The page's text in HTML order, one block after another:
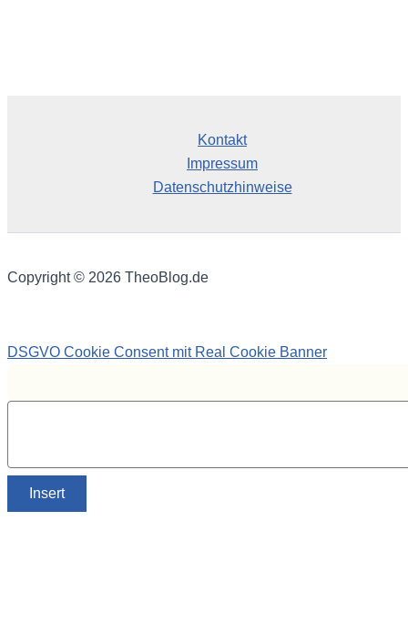
Kontakt
Impressum
Datenschutzhinweise
Copyright © 2026 TheoBlog.de
DSGVO Cookie Consent mit Real Cookie Banner
Insert